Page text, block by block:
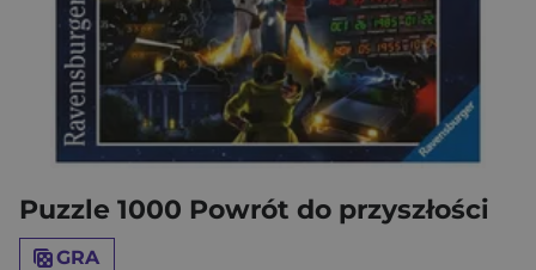
Puzzle 1000 Powrót do przyszłości
GRA